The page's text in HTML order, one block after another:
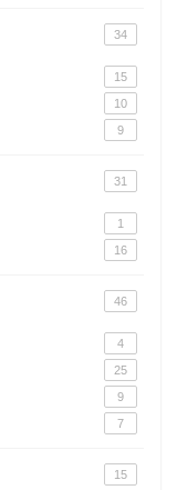
34
15
10
9
31
1
16
46
4
25
9
7
15